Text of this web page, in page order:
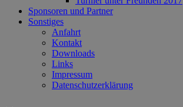
Sponsoren und Partner
Sonstiges
Anfahrt
Kontakt
Downloads
Links
Impressum
Datenschutzerklärung